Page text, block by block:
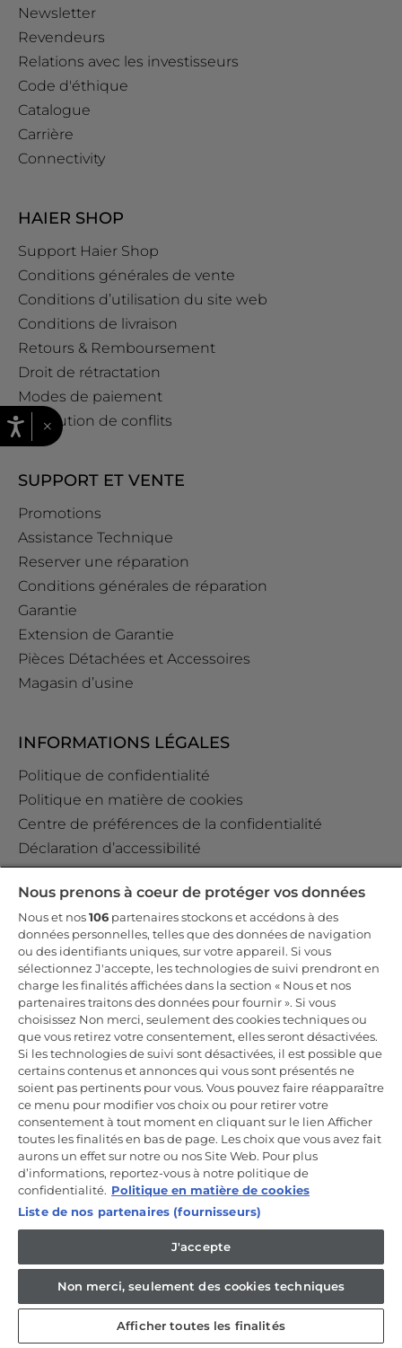
Newsletter
Revendeurs
Relations avec les investisseurs
Code d'éthique
Catalogue
Carrière
Connectivity
HAIER SHOP
Support Haier Shop
Conditions générales de vente
Conditions d’utilisation du site web
Conditions de livraison
Retours & Remboursement
Droit de rétractation
Modes de paiement
Résolution de conflits
SUPPORT ET VENTE
Promotions
Assistance Technique
Reserver une réparation
Conditions générales de réparation
Garantie
Extension de Garantie
Pièces Détachées et Accessoires
Magasin d’usine
INFORMATIONS LÉGALES
Politique de confidentialité
Politique en matière de cookies
Centre de préférences de la confidentialité
Déclaration d’accessibilité
Data Act Policy
Règlement GPSR (EU) 2023/988 Art. 19
Incrivez-vous à la newsletter
Inscrivez-vous et recevez -10% sur votre
première commande
CANDY HOOVER GROUP S.r.I. - Associé unique - SIÈGE SOCIAL :
Via Comolli, 57 - 20861 Brugherio (MB) - Italie - SIÈGES
ADMINISTRATIFS : Via Privata Eden Fumagalli snc - 20861
Brugherio (MB) et Via Trento n. 20/A-22 - 20871 Vimercate (MB) -
Italie - Tél. : +39.039.2086.1 - Fax : +39.039.2086.237 - Capital social
35 000 000,00 € iv - Cod. Code fiscal et numéro d'inscription au
registre du commerce de Milan-Monza-Brianza-Lodi 04666310158 -
Autorisation IT AEOF 211870 - Société soumise aux activités de
gestion et de coordination de Candy S.p.A.
FR / Français
×
Nous prenons à coeur de protéger vos données
Nous et nos106 partenaires stockons et accédons à des
données personnelles, telles que des données de navigation
ou des identifiants uniques, sur votre appareil. Si vous
sélectionnez J'accepte, les technologies de suivi prendront en
charge les finalités affichées dans la section « Nous et nos
partenaires traitons des données pour fournir ». Si vous
choisissez Non merci, seulement des cookies techniques ou
que vous retirez votre consentement, elles seront désactivées.
Si les technologies de suivi sont désactivées, il est possible que
certains contenus et annonces qui vous sont présentés ne
soient pas pertinents pour vous. Vous pouvez faire réapparaître
ce menu pour modifier vos choix ou pour retirer votre
consentement à tout moment en cliquant sur le lien Afficher
toutes les finalités en bas de page. Les choix que vous avez fait
aurons un effet sur notre ou nos Site Web. Pour plus
d’informations, reportez-vous à notre politique de
confidentialité. Politique en matière de cookies
Liste de nos partenaires (fournisseurs)
J'accepte
Non merci, seulement des cookies techniques
Afficher toutes les finalités